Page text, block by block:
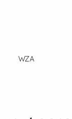
WZA